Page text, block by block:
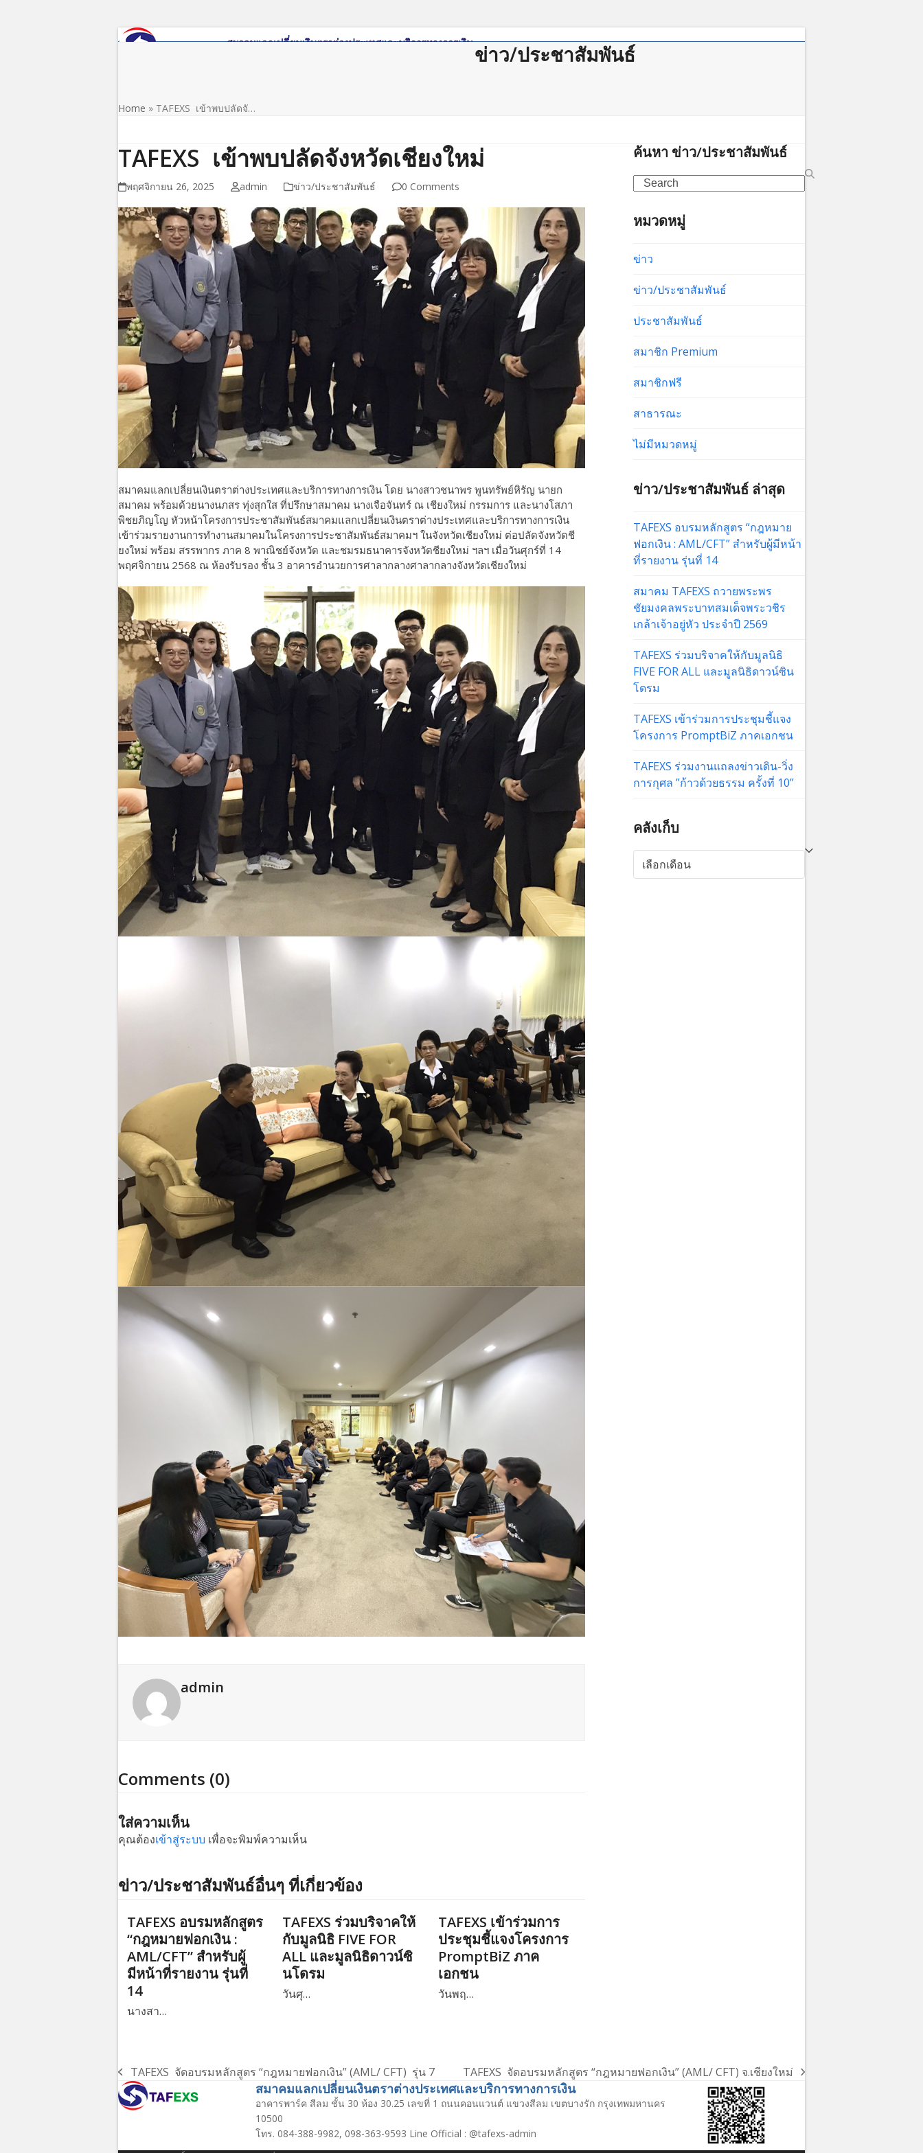
ข่าว/ประชาสัมพันธ์
Home » TAFEXS เข้าพบปลัดจั…
TAFEXS เข้าพบปลัดจังหวัดเชียงใหม่
พฤศจิกายน 26, 2025 admin ข่าว/ประชาสัมพันธ์ 0 Comments
สมาคมแลกเปลี่ยนเงินตราต่างประเทศและบริการทางการเงิน โดย นางสาวชนาพร พูนทรัพย์หิรัญ นายก
สมาคม พร้อมด้วยนางนภสร ทุ่งสุกใส ที่ปรึกษาสมาคม นางเจือจันทร์ ณ เชียงใหม่ กรรมการ และนางโสภา
พิชยภิญโญ หัวหน้าโครงการประชาสัมพันธ์สมาคมแลกเปลี่ยนเงินตราต่างประเทศและบริการทางการเงิน
เข้าร่วมรายงานการทำงานสมาคมในโครงการประชาสัมพันธ์สมาคมฯ ในจังหวัดเชียงใหม่ ต่อปลัดจังหวัดชี
ยงใหม่ พร้อม สรรพากร ภาค 8 พาณิชย์จังหวัด และชมรมธนาคารจังหวัดชียงใหม่ ฯลฯ เมื่อวันศุกร์ที่ 14
พฤศจิกายน 2568 ณ ห้องรับรอง ชั้น 3 อาคารอำนวยการศาลากลางศาลากลางจังหวัดเชียงใหม่
admin
Comments (0)
ใส่ความเห็น
คุณต้องเข้าสู่ระบบ เพื่อจะพิมพ์ความเห็น
ข่าว/ประชาสัมพันธ์อื่นๆ ที่เกี่ยวข้อง
TAFEXS อบรมหลักสูตร
“กฎหมายฟอกเงิน :
AML/CFT” สำหรับผู้
มีหน้าที่รายงาน รุ่นที่
14
นางสา…
TAFEXS ร่วมบริจาคให้
กับมูลนิธิ FIVE FOR
ALL และมูลนิธิดาวน์ซิ
นโดรม
วันศุ…
TAFEXS เข้าร่วมการ
ประชุมชี้แจงโครงการ
PromptBiZ ภาค
เอกชน
วันพฤ…
ค้นหา ข่าว/ประชาสัมพันธ์
Search
หมวดหมู่
ข่าว
ข่าว/ประชาสัมพันธ์
ประชาสัมพันธ์
สมาชิก Premium
สมาชิกฟรี
สาธารณะ
ไม่มีหมวดหมู่
ข่าว/ประชาสัมพันธ์ ล่าสุด
TAFEXS อบรมหลักสูตร “กฎหมาย
ฟอกเงิน : AML/CFT” สำหรับผู้มีหน้า
ที่รายงาน รุ่นที่ 14
สมาคม TAFEXS ถวายพระพร
ชัยมงคลพระบาทสมเด็จพระวชิร
เกล้าเจ้าอยู่หัว ประจำปี 2569
TAFEXS ร่วมบริจาคให้กับมูลนิธิ
FIVE FOR ALL และมูลนิธิดาวน์ซิน
โดรม
TAFEXS เข้าร่วมการประชุมชี้แจง
โครงการ PromptBiZ ภาคเอกชน
TAFEXS ร่วมงานแถลงข่าวเดิน-วิ่ง
การกุศล ”ก้าวด้วยธรรม ครั้งที่ 10”
คลังเก็บ
คลัง
เก็บ
previous
post:
TAFEXS จัดอบรมหลักสูตร “กฎหมายฟอกเงิน” (AML/ CFT) รุ่น 7
next
post:
TAFEXS จัดอบรมหลักสูตร “กฎหมายฟอกเงิน” (AML/ CFT) จ.เชียงใหม่
สมาคมแลกเปลี่ยนเงินตราต่างประเทศและบริการทางการเงิน
อาคารพาร์ค สีลม ชั้น 30 ห้อง 30.25 เลขที่ 1 ถนนคอนแวนต์ แขวงสีลม เขตบางรัก กรุงเทพมหานคร
10500
โทร. 084-388-9982, 098-363-9593 Line Official : @tafexs-admin